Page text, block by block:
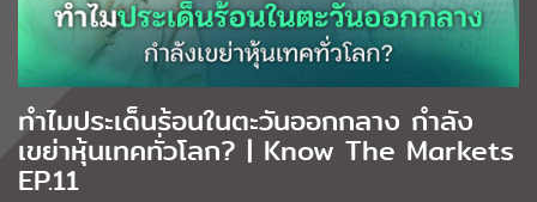
ทำไมประเด็นร้อนในตะวันออกกลาง กำลัง
เขย่าหุ้นเทคทั่วโลก? | Know The Markets
EP.11